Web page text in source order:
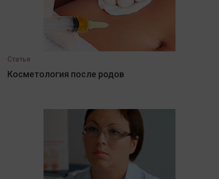
Статья
Косметология после родов